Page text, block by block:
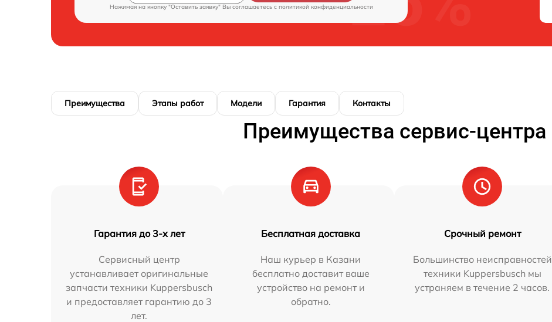
Нажимая на кнопку "Оставить заявку" Вы соглашаетесь c политикой конфиденциальности
Преимущества Этапы работ Модели Гарантия Контакты
Преимущества сервис-центра
Гарантия до 3-х лет
Сервисный центр
устанавливает оригинальные
запчасти техники Kuppersbusch
и предоставляет гарантию до 3
лет.
Бесплатная доставка
Наш курьер в Казани
бесплатно доставит ваше
устройство на ремонт и
обратно.
Срочный ремонт
Большинство неисправностей
техники Kuppersbusch мы
устраняем в течение 2 часов.